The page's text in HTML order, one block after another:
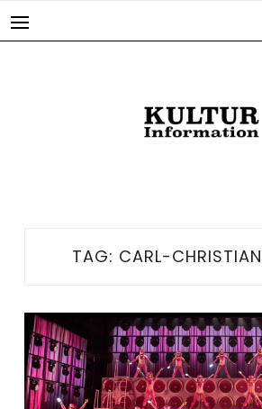
TAG: CARL-